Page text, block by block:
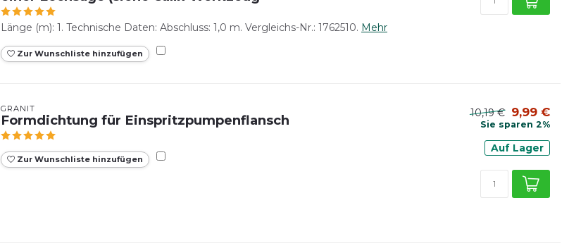
Länge (m): 1. Technische Daten: Abschluss: 1,0 m. Vergleichs-Nr.: 1762510. Mehr
Zur Wunschliste hinzufügen
GRANIT
Formdichtung für Einspritzpumpenflansch
Zur Wunschliste hinzufügen
10,19 € 9,99 €
Sie sparen 2%
Auf Lager